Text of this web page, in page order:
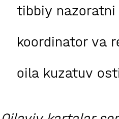
tibbiy
koordinator va
oila kuzatuv